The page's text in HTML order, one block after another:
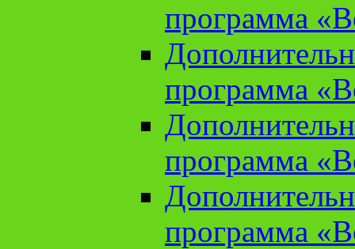
программа
программа
программа
программа